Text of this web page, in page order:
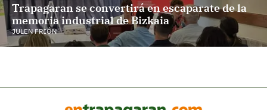
Trapagaran se convertirá en escaparate de la
memoria industrial de Bizkaia
JULEN FRIÓN